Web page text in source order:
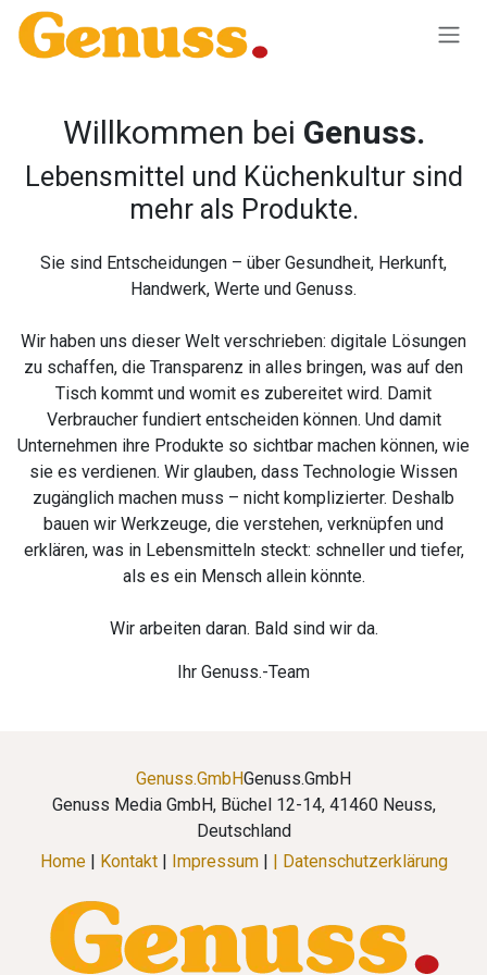
Skip to Content
Willkommen bei Genuss.
Lebensmittel und Küchenkultur sind
mehr als Produkte.
Sie sind Entscheidungen – über Gesundheit, Herkunft,
Handwerk, Werte und Genuss.
Wir haben uns dieser Welt verschrieben: digitale Lösungen
zu schaffen, die Transparenz in alles bringen, was auf den
Tisch kommt und womit es zubereitet wird. Damit
Verbraucher fundiert entscheiden können. Und damit
Unternehmen ihre Produkte so sichtbar machen können, wie
sie es verdienen. Wir glauben, dass Technologie Wissen
zugänglich machen muss – nicht komplizierter. Deshalb
bauen wir Werkzeuge, die verstehen, verknüpfen und
erklären, was in Lebensmitteln steckt: schneller und tiefer,
als es ein Mensch allein könnte.
Wir arbeiten daran. Bald sind wir da.
Ihr Genuss.-Team
Genuss.GmbHGenuss.GmbH
Genuss Media GmbH, Büchel 12-14, 41460 Neuss,
Deutschland
Home| Kontakt| Impressum| | Datenschutzerklärung